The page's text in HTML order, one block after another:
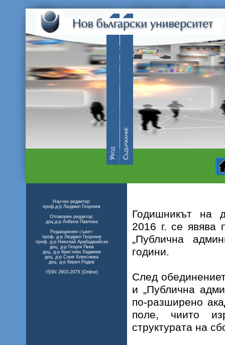
Научен редактор:
проф.д-⁠р Людмил Георгиев
Отговорен редактор:
доц.д-⁠р Албена Павлова
Редакционен съвет:
проф. д-⁠⁠р Людмил Георгиев
проф. д-⁠⁠р Николай Арабаджийски
доц. д-⁠⁠р Георги Пеев
доц. д-⁠⁠р Кристиян Хаджиев
доц. д-⁠⁠р Соня Алексиева
доц. д-⁠⁠р Кирил Радев
ISSN 2603-297X (Online)
Годишникът на
2016 г. се явява
„Публична
години.
След
и „Публична
по-разширено
поле, чиито
структурата на